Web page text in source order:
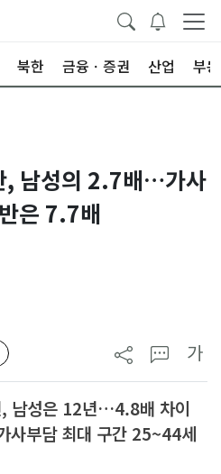
북한 금융ㆍ증권 산업 부
, 남성의 2.7배…가사
은 7.7배
가
남성은 12년…4.8배 차이
사부담 최대 구간 25~44세